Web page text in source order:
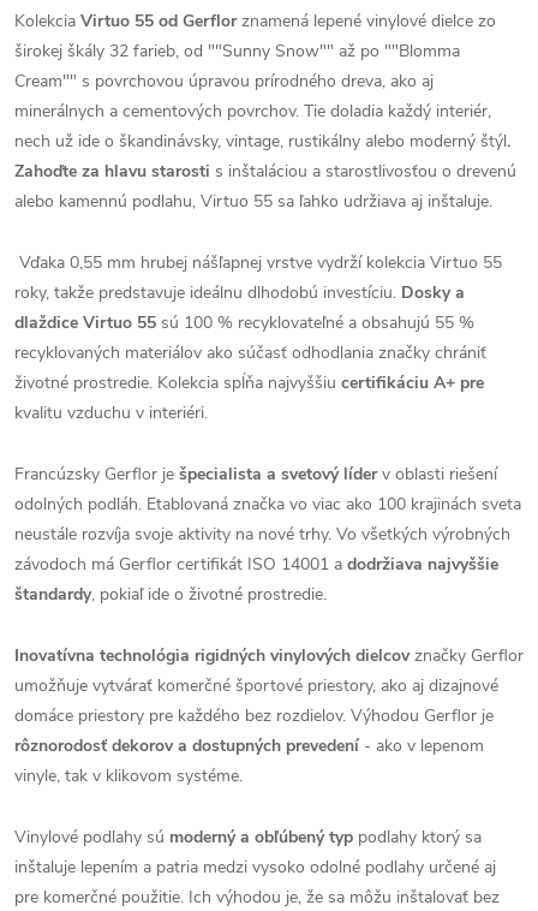
Kolekcia Virtuo 55 od Gerflorznamená lepené vinylové dielce zo
širokej škály 32 farieb, od ""Sunny Snow"" až po ""Blomma
Cream"" s povrchovou úpravou prírodného dreva, ako aj
minerálnych a cementových povrchov. Tie doladia každý interiér,
nech už ide o škandinávsky, vintage, rustikálny alebo moderný štýl.
Zahoďte za hlavu starosti s inštaláciou a starostlivosťou o drevenú
alebo kamennú podlahu, Virtuo 55 sa ľahko udržiava aj inštaluje.
Vďaka 0,55 mm hrubej nášľapnej vrstve vydrží kolekcia Virtuo 55
roky, takže predstavuje ideálnu dlhodobú investíciu. Dosky a
dlaždice Virtuo 55 sú 100 % recyklovateľné a obsahujú 55 %
recyklovaných materiálov ako súčasť odhodlania značky chrániť
životné prostredie. Kolekcia spĺňa najvyššiu certifikáciu A+ pre
kvalitu vzduchu v interiéri.
Francúzsky Gerflor je špecialista a svetový líderv oblasti riešení
odolných podláh. Etablovaná značka vo viac ako 100 krajinách sveta
neustále rozvíja svoje aktivity na nové trhy. Vo všetkých výrobných
závodoch má Gerflor certifikát ISO 14001 a dodržiava najvyššie
štandardy, pokiaľ ide o životné prostredie.
Inovatívna technológia rigidných vinylových dielcovznačky Gerflor
umožňuje vytvárať komerčné športové priestory, ako aj dizajnové
domáce priestory pre každého bez rozdielov. Výhodou Gerflor je
rôznorodosť dekorov a dostupných prevedení - ako v lepenom
vinyle, tak v klikovom systéme.
Vinylové podlahy sú moderný a obľúbený typ podlahy ktorý sa
inštaluje lepením a patria medzi vysoko odolné podlahy určené aj
pre komerčné použitie. Ich výhodou je, že sa môžu inštalovať bez